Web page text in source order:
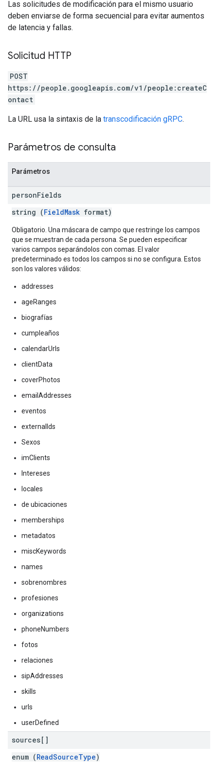
Las solicitudes de modificación para el mismo usuario
deben enviarse de forma secuencial para evitar aumentos
de latencia y fallas.
Solicitud HTTP
POST
https://people.googleapis.com/v1/people:createC
ontact
La URL usa la sintaxis de la transcodificación gRPC.
Parámetros de consulta
Parámetros
personFields
string (FieldMask format)
Obligatorio. Una máscara de campo que restringe los campos
que se muestran de cada persona. Se pueden especificar
varios campos separándolos con comas. El valor
predeterminado es todos los campos si no se configura. Estos
son los valores válidos:
addresses
ageRanges
biografías
cumpleaños
calendarUrls
clientData
coverPhotos
emailAddresses
eventos
externalIds
Sexos
imClients
Intereses
locales
de ubicaciones
memberships
metadatos
miscKeywords
names
sobrenombres
profesiones
organizations
phoneNumbers
fotos
relaciones
sipAddresses
skills
urls
userDefined
sources[]
enum (ReadSourceType)